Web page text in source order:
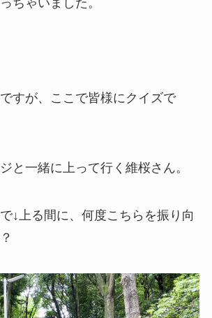
ちゃいました。
すが、ここで皆様にクイズで
と一緒に上って行く維桜さん。
↓上る間に、何度こちらを振り向